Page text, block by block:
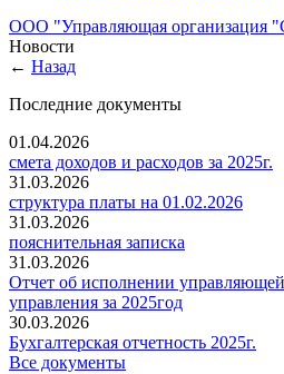
ООО "Управляющая организация
Новости
← Назад
Последние документы
01.04.2026
смета доходов и расходов за 2025г.
31.03.2026
структура платы на 01.02.2026
31.03.2026
пояснительная записка
31.03.2026
Отчет об исполнении
управления за 2025год
30.03.2026
Бухгалтерская отчетность 2025г.
Все документы